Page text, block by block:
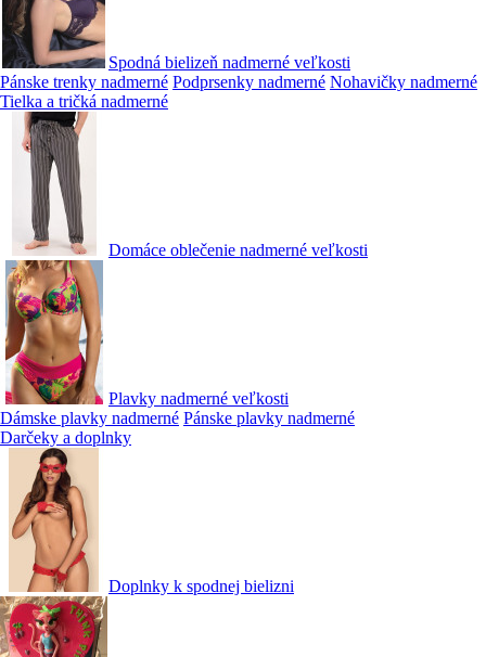
Spodná bielizeň nadmerné veľkosti
Pánske trenky nadmerné Podprsenky nadmerné Nohavičky nadmerné
Tielka a tričká nadmerné
Domáce oblečenie nadmerné veľkosti
Plavky nadmerné veľkosti
Dámske plavky nadmerné Pánske plavky nadmerné
Darčeky a doplnky
Doplnky k spodnej bielizni